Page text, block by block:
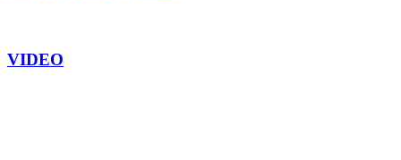
VIDEO